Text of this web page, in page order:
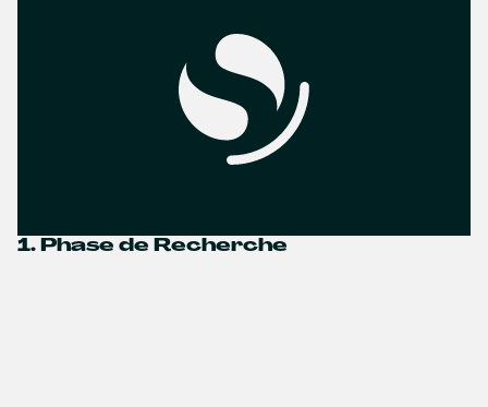
1. Phase de Recherche